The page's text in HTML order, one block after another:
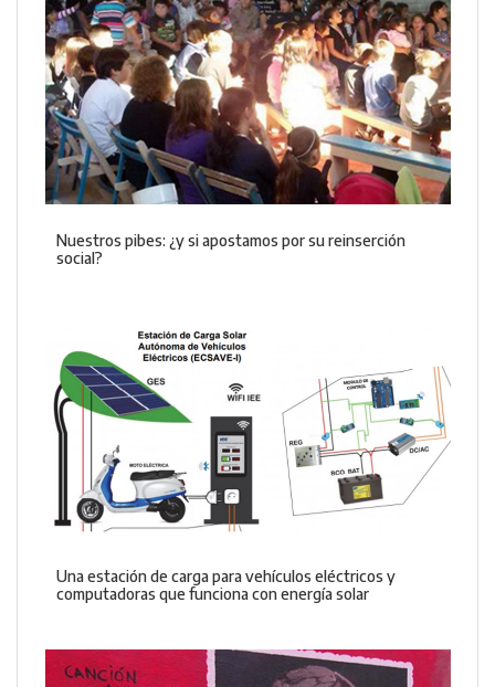
Nuestros pibes: ¿y si apostamos por su reinserción
social?
Una estación de carga para vehículos eléctricos y
computadoras que funciona con energía solar